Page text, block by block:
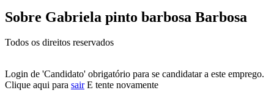
Sobre Gabriela pinto barbosa Barbosa
Todos os direitos reservados
Login de 'Candidato' obrigatório para se candidatar a este emprego.
Clique aqui para sair E tente novamente